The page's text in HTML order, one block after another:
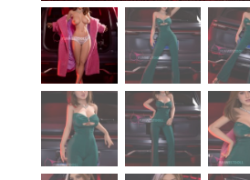
Contact
Livraison
À propos